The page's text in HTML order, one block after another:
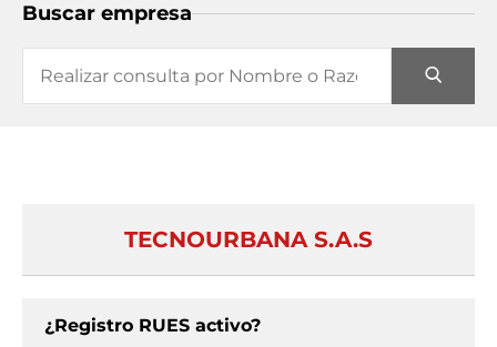
Buscar empresa
TECNOURBANA S.A.S
¿Registro RUES activo?